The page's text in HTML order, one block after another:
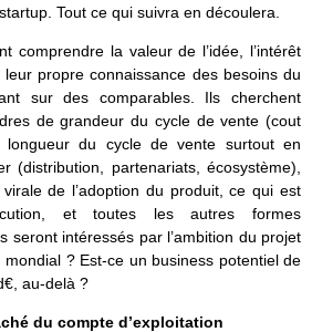
Tout ce qui suivra en découlera.
comprendre la valeur de l’idée, l’intérêt
propre connaissance des besoins du
sur des comparables. Ils cherchent
de grandeur du cycle de vente (cout
longueur du cycle de vente surtout en
(distribution, partenariats, écosystème),
virale de l’adoption du produit, ce qui est
et toutes les autres formes
seront intéressés par l’ambition du projet
? Est-ce un business potentiel de
au-delà ?
du compte d’exploitation